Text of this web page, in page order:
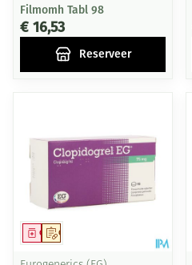
Filmomh Tabl 98
€ 16,53
Reserveer
Op voorschrift
Geneesmiddel